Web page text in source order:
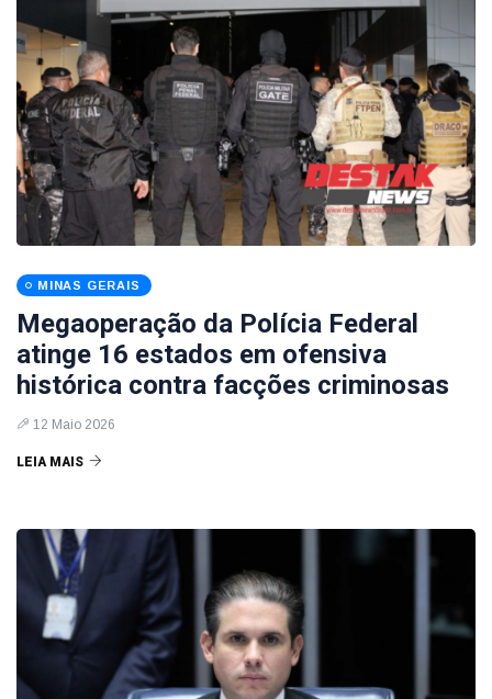
MINAS GERAIS
Megaoperação da Polícia Federal
atinge 16 estados em ofensiva
histórica contra facções criminosas
12 Maio 2026
LEIA MAIS